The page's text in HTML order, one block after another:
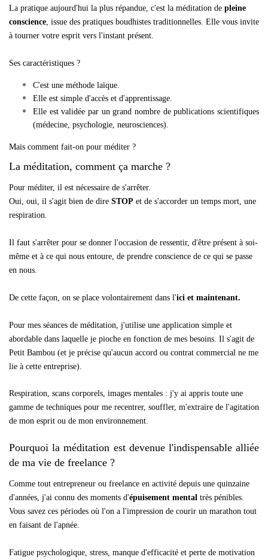
La pratique aujourd'hui la plus répandue, c'est la méditation de pleine
conscience, issue des pratiques boudhistes traditionnelles. Elle vous invite
à tourner votre esprit vers l'instant présent.
Ses caractéristiques ?
C'est une méthode laïque.
Elle est simple d'accès et d'apprentissage.
Elle est validée par un grand nombre de publications scientifiques
(médecine, psychologie, neurosciences).
Mais comment fait-on pour méditer ?
La méditation, comment ça marche ?
Pour méditer, il est nécessaire de s'arrêter.
Oui, oui, il s'agit bien de dire STOP et de s'accorder un temps mort, une
respiration.
Il faut s'arrêter pour se donner l'occasion de ressentir, d'être présent à soi-
même et à ce qui nous entoure, de prendre conscience de ce qui se passe
en nous.
De cette façon, on se place volontairement dans l'ici et maintenant.
Pour mes séances de méditation, j'utilise une application simple et
abordable dans laquelle je pioche en fonction de mes besoins. Il s'agit de
Petit Bambou (et je précise qu'aucun accord ou contrat commercial ne me
lie à cette entreprise).
Respiration, scans corporels, images mentales : j'y ai appris toute une
gamme de techniques pour me recentrer, souffler, m'extraire de l'agitation
de mon esprit ou de mon environnement.
Pourquoi la méditation est devenue l'indispensable alliée
de ma vie de freelance ?
Comme tout entrepreneur ou freelance en activité depuis une quinzaine
d'années, j'ai connu des moments d'épuisement mental très pénibles.
Vous savez ces périodes où l'on a l'impression de courir un marathon tout
en faisant de l'apnée.
Fatigue psychologique, stress, manque d'efficacité et perte de motivation